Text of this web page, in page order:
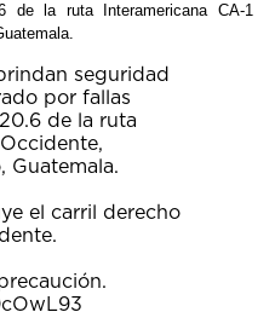
de la ruta Interamericana CA-1
seguridad
por fallas
de la ruta
Guatemala.
el carril derecho